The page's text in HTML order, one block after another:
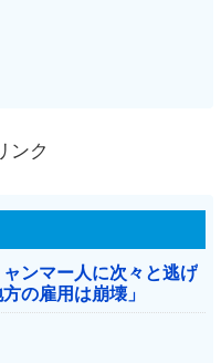
ンク
ンマー人に次々と逃げ
の雇用は崩壊」